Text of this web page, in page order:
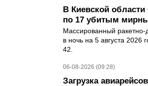
В Киевской
по 17 убитым
Массированный ракетно-
в ночь на 5 августа 2026
42.
06-08-2026 (09:28)
Загрузка